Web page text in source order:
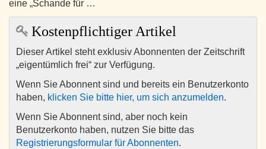
eine „Schande für …
Kostenpflichtiger Artikel
Dieser Artikel steht exklusiv Abonnenten der Zeitschrift
„eigentümlich frei“ zur Verfügung.
Wenn Sie Abonnent sind und bereits ein Benutzerkonto
haben, klicken Sie bitte hier, um sich anzumelden.
Wenn Sie Abonnent sind, aber noch kein
Benutzerkonto haben, nutzen Sie bitte das
Registrierungsformular für Abonnenten.